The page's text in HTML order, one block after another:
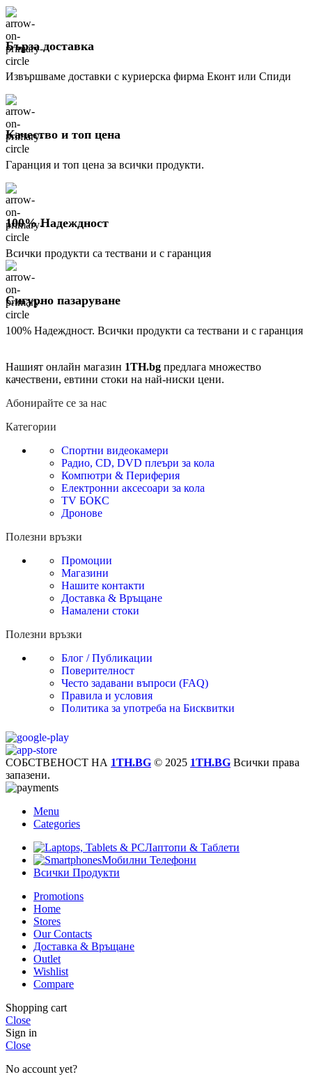
Бърза доставка
Извършваме доставки с куриерска фирма Еконт или Спиди
Качество и топ цена
Гаранция и топ цена за всички продукти.
100% Надеждност
Всички продукти са тествани и с гаранция
Сигурно пазаруване
100% Надеждност. Всички продукти са тествани и с гаранция
Нашият онлайн магазин 1TH.bg предлага множество
качествени, евтини стоки на най-ниски цени.
Абонирайте се за нас
Категории
Спортни видеокамери
Радио, CD, DVD плеъри за кола
Компютри & Периферия
Електронни аксесоари за кола
TV БОКС
Дронове
Полезни връзки
Промоции
Магазини
Нашите контакти
Доставка & Връщане
Намалени стоки
Полезни връзки
Блог / Публикации
Поверителност
Често задавани въпроси (FAQ)
Правила и условия
Политика за употреба на Бисквитки
СОБСТВЕНОСТ НА 1TH.BG © 2025 1TH.BG Всички права
запазени.
Menu
Categories
Лаптопи & Таблети
Мобилни Телефони
Всички Продукти
Promotions
Home
Stores
Our Contacts
Доставка & Връщане
Outlet
Wishlist
Compare
Shopping cart
Close
Sign in
Close
No account yet?